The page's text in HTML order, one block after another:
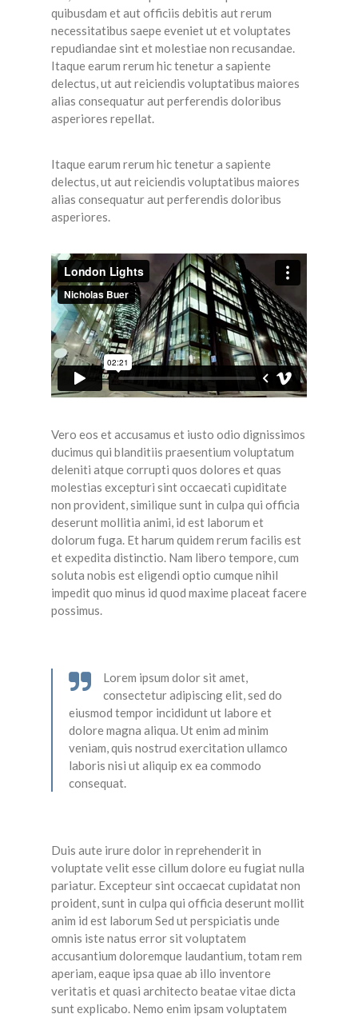
quibusdam et aut officiis debitis aut rerum
necessitatibus saepe eveniet ut et voluptates
repudiandae sint et molestiae non recusandae.
Itaque earum rerum hic tenetur a sapiente
delectus, ut aut reiciendis voluptatibus maiores
alias consequatur aut perferendis doloribus
asperiores repellat.
Itaque earum rerum hic tenetur a sapiente
delectus, ut aut reiciendis voluptatibus maiores
alias consequatur aut perferendis doloribus
asperiores.
Vero eos et accusamus et iusto odio dignissimos
ducimus qui blanditiis praesentium voluptatum
deleniti atque corrupti quos dolores et quas
molestias excepturi sint occaecati cupiditate
non provident, similique sunt in culpa qui officia
deserunt mollitia animi, id est laborum et
dolorum fuga. Et harum quidem rerum facilis est
et expedita distinctio. Nam libero tempore, cum
soluta nobis est eligendi optio cumque nihil
impedit quo minus id quod maxime placeat facere
possimus.
Lorem ipsum dolor sit amet,
consectetur adipiscing elit, sed do
eiusmod tempor incididunt ut labore et
dolore magna aliqua. Ut enim ad minim
veniam, quis nostrud exercitation ullamco
laboris nisi ut aliquip ex ea commodo
consequat.
Duis aute irure dolor in reprehenderit in
voluptate velit esse cillum dolore eu fugiat nulla
pariatur. Excepteur sint occaecat cupidatat non
proident, sunt in culpa qui officia deserunt mollit
anim id est laborum Sed ut perspiciatis unde
omnis iste natus error sit voluptatem
accusantium doloremque laudantium, totam rem
aperiam, eaque ipsa quae ab illo inventore
veritatis et quasi architecto beatae vitae dicta
sunt explicabo. Nemo enim ipsam voluptatem